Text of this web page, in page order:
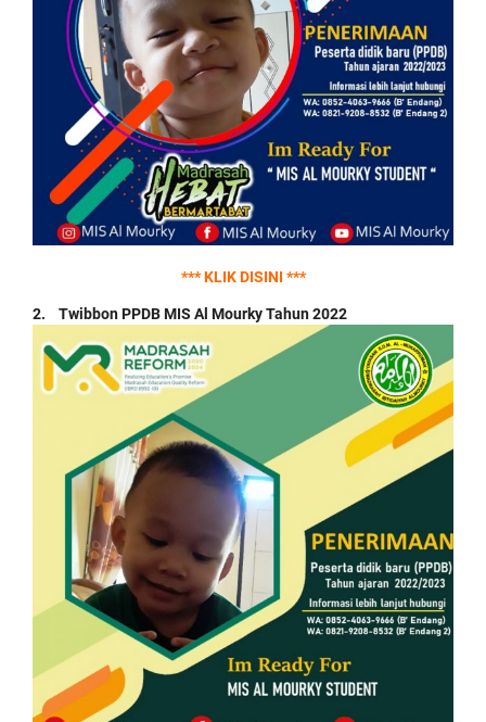
*** KLIK DISINI ***
2. Twibbon PPDB MIS Al Mourky Tahun 2022